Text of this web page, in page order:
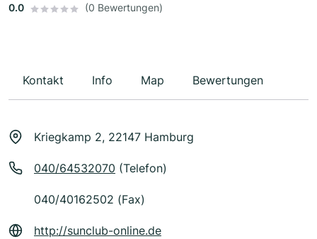
0.0 (0 Bewertungen)
Kontakt Info Map Bewertungen
Kriegkamp 2, 22147 Hamburg
040/64532070 (Telefon)
040/40162502 (Fax)
http://sunclub-online.de